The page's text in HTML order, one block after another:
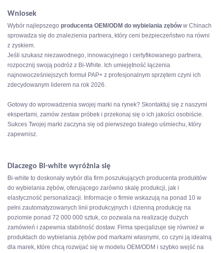
Wniosek
Wybór najlepszego producenta OEM/ODM do wybielania zębóww Chinach
sprowadza się do znalezienia partnera, który ceni bezpieczeństwo na równi
z zyskiem.
Jeśli szukasz niezawodnego, innowacyjnego i certyfikowanego partnera,
rozpocznij swoją podróż z Bi-White. Ich umiejętność łączenia
najnowocześniejszych formuł PAP+ z profesjonalnym sprzętem czyni ich
zdecydowanym liderem na rok 2026.
Gotowy do wprowadzenia swojej marki na rynek? Skontaktuj się z naszymi
ekspertami, zamów zestaw próbek i przekonaj się o ich jakości osobiście.
Sukces Twojej marki zaczyna się od pierwszego białego uśmiechu, który
zapewnisz.
Dlaczego Bi-white wyróżnia się
Bi-white to doskonały wybór dla firm poszukujących producenta produktów
do wybielania zębów, oferującego zarówno skalę produkcji, jak i
elastyczność personalizacji. Informacje o firmie wskazują na ponad 10 w
pełni zautomatyzowanych linii produkcyjnych i dzienną produkcję na
poziomie ponad 72 000 000 sztuk, co pozwala na realizację dużych
zamówień i zapewnia stabilność dostaw. Firma specjalizuje się również w
produktach do wybielania zębów pod markami własnymi, co czyni ją idealną
dla marek, które chcą rozwijać się w modelu OEM/ODM i szybko wejść na